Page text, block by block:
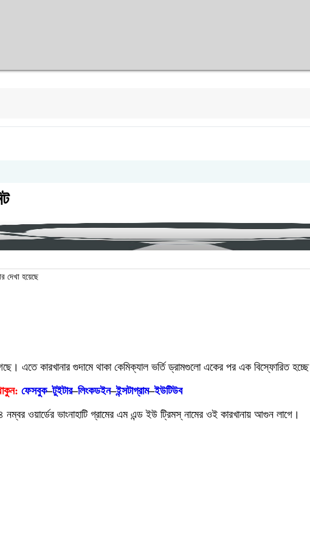
দেখা হয়েছে
এতে কারখানার গুদামে থাকা কেমিক্যাল ভর্তি ড্রামগুলো একের পর এক বিস্ফোরিত
ফেসবুক–টুইটার–লিংকডইন–ইন্সটাগ্রাম–ইউটিউব
ওয়ার্ডের ভাংনাহাটি গ্রামের এম এন্ড ইউ ট্রিমস্ নামের ওই কারখানায় আগুন লাগে।